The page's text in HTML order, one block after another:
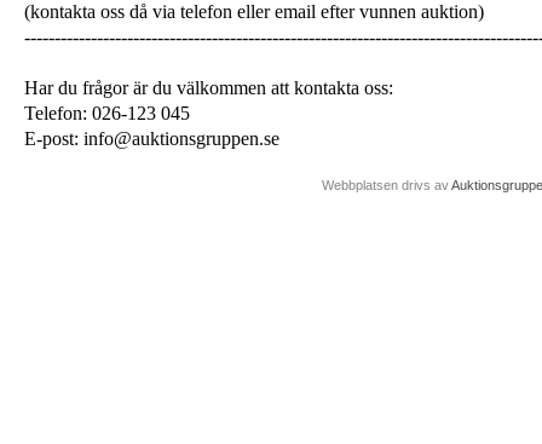
(kontakta oss då via telefon eller email efter vunnen auktion)
Har du frågor är du välkommen att kontakta oss:
Telefon: 026-123 045
E-post: info@auktionsgruppen.se
Webbplatsen drivs av